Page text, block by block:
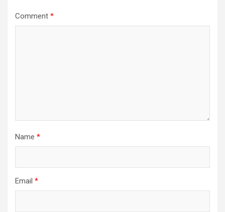
Comment *
Name *
Email *